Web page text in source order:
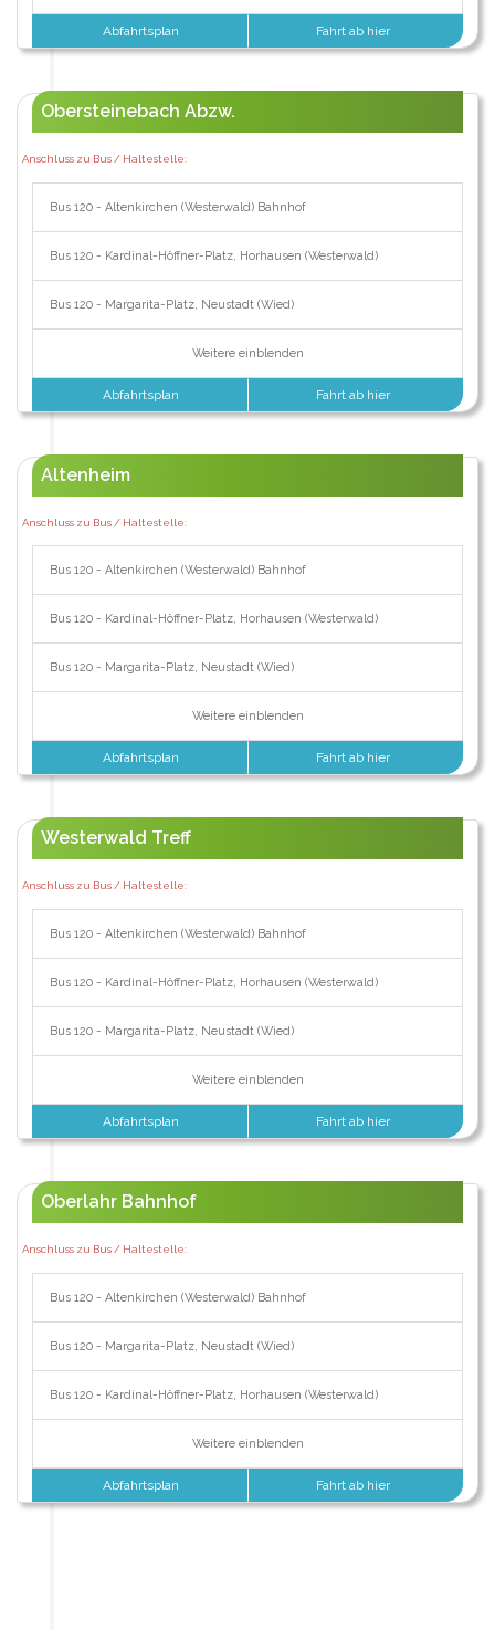
Abfahrtsplan Fahrt ab hier
Obersteinebach Abzw.
Anschluss zu Bus / Haltestelle:
Bus 120 - Altenkirchen (Westerwald) Bahnhof
Bus 120 - Kardinal-Höffner-Platz, Horhausen (Westerwald)
Bus 120 - Margarita-Platz, Neustadt (Wied)
Weitere einblenden
Abfahrtsplan Fahrt ab hier
Altenheim
Anschluss zu Bus / Haltestelle:
Bus 120 - Altenkirchen (Westerwald) Bahnhof
Bus 120 - Kardinal-Höffner-Platz, Horhausen (Westerwald)
Bus 120 - Margarita-Platz, Neustadt (Wied)
Weitere einblenden
Abfahrtsplan Fahrt ab hier
Westerwald Treff
Anschluss zu Bus / Haltestelle:
Bus 120 - Altenkirchen (Westerwald) Bahnhof
Bus 120 - Kardinal-Höffner-Platz, Horhausen (Westerwald)
Bus 120 - Margarita-Platz, Neustadt (Wied)
Weitere einblenden
Abfahrtsplan Fahrt ab hier
Oberlahr Bahnhof
Anschluss zu Bus / Haltestelle:
Bus 120 - Altenkirchen (Westerwald) Bahnhof
Bus 120 - Margarita-Platz, Neustadt (Wied)
Bus 120 - Kardinal-Höffner-Platz, Horhausen (Westerwald)
Weitere einblenden
Abfahrtsplan Fahrt ab hier